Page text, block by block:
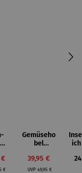
Preis:
€
Gemüseho
bel
Verkaufspreis:
39,95 €
UVPRegulärer Preis:
49,95 €